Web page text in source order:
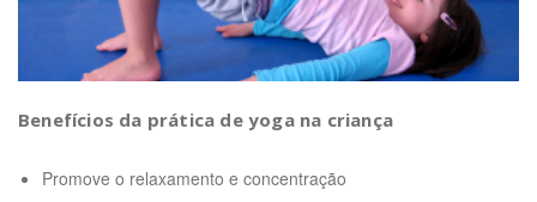
Benefícios da prática de yoga na criança
Promove o relaxamento e concentração